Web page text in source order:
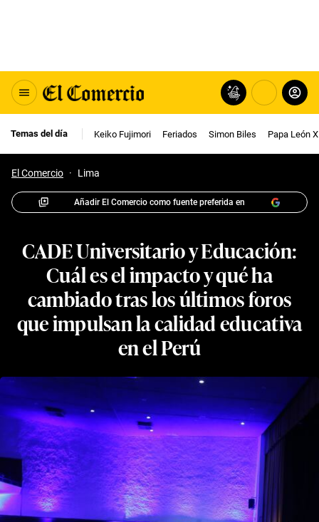
Temas del día Keiko Fujimori Feriados Simon Biles Papa León
El Comercio · Lima
Añadir El Comercio como fuente preferida en
CADE Universitario y Educación:
Cuál es el impacto y qué ha
cambiado tras los últimos foros
que impulsan la calidad educativa
en el Perú